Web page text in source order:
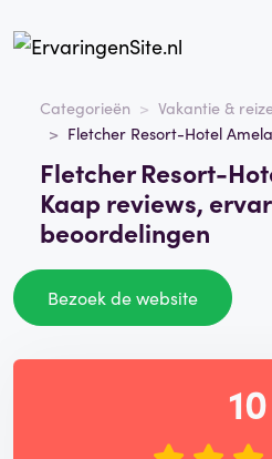
Categorieën Vakantie &
Fletcher Resort-Hotel
Fletcher Resort-
Kaap reviews,
beoordelingen
Bezoek de website
10